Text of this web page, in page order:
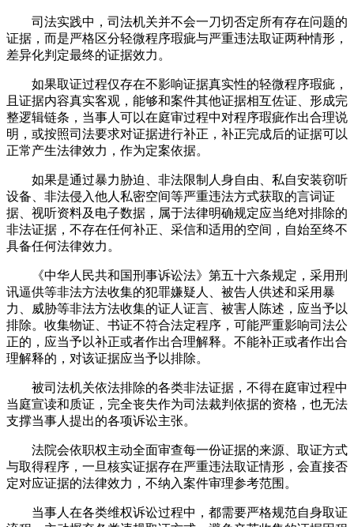
司法实践中，司法机关并不会一刀切否定所有存在问题的
证据，而是严格区分轻微程序瑕疵与严重违法取证两种情形，
差异化判定最终的证据效力。
如果取证过程仅存在不影响证据真实性的轻微程序瑕疵，
且证据内容真实客观，能够和案件其他证据相互佐证、形成完
整逻辑链条，当事人可以在庭审过程中对程序瑕疵作出合理说
明，或按照司法要求对证据进行补正，补正完成后的证据可以
正常产生法律效力，作为定案依据。
如果是通过暴力胁迫、非法限制人身自由、私自安装窃听
设备、非法侵入他人私密空间等严重违法方式获取的言词证
据、视听资料及电子数据，属于法律明确规定应当绝对排除的
非法证据，不存在任何补正、采信和适用的空间，自始至终不
具备任何法律效力。
《中华人民共和国刑事诉讼法》第五十六条规定，采用刑
讯逼供等非法方法收集的犯罪嫌疑人、被告人供述和采用暴
力、威胁等非法方法收集的证人证言、被害人陈述，应当予以
排除。收集物证、书证不符合法定程序，可能严重影响司法公
正的，应当予以补正或者作出合理解释。不能补正或者作出合
理解释的，对该证据应当予以排除。
被司法机关依法排除的各类非法证据，不得在庭审过程中
当庭宣读和质证，完全丧失作为司法裁判依据的资格，也无法
支撑当事人提出的各项诉讼主张。
法院会依职权主动全面审查每一份证据的来源、取证方式
与取得程序，一旦核实证据存在严重违法取证情形，会直接否
定对应证据的法律效力，不纳入案件审理参考范围。
当事人在各类维权诉讼过程中，都需要严格规范自身取证